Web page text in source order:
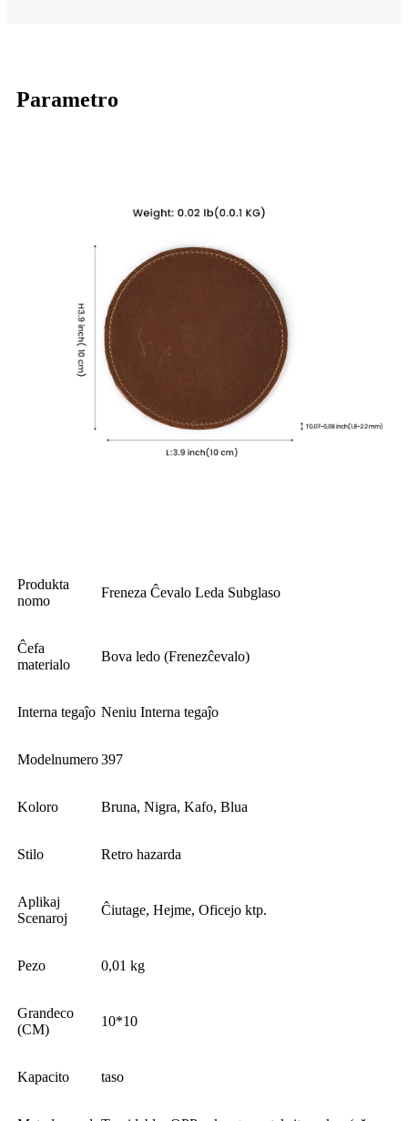
Parametro
Produkta
nomo
Freneza Ĉevalo Leda Subglaso
Ĉefa
materialo
Bova ledo (Frenezĉevalo)
Interna tegaĵo Neniu Interna tegaĵo
Modelnumero397
Koloro Bruna, Nigra, Kafo, Blua
Stilo Retro hazarda
Aplikaj
Scenaroj
Ĉiutage, Hejme, Oficejo ktp.
Pezo 0,01 kg
Grandeco
(CM)
10*10
Kapacito taso